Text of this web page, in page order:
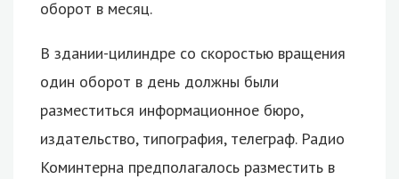
оборот в месяц.
В здании-цилиндре со скоростью вращения
один оборот в день должны были
разместиться информационное бюро,
издательство, типография, телеграф. Радио
Коминтерна предполагалось разместить в